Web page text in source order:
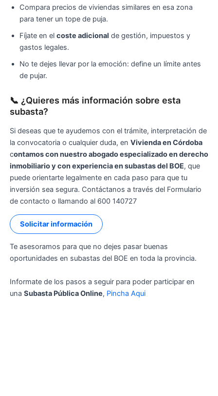
Compara precios de viviendas similares en esa zona
para tener un tope de puja.
Fíjate en el coste adicional de gestión, impuestos y
gastos legales.
No te dejes llevar por la emoción: define un límite antes
de pujar.
📞 ¿Quieres más información sobre esta
subasta?
Si deseas que te ayudemos con el trámite, interpretación de
la convocatoria o cualquier duda, en Vivienda en Córdoba
contamos con nuestro abogado especializado en derecho
inmobiliario y con experiencia en subastas del BOE, que
puede orientarte legalmente en cada paso para que tu
inversión sea segura. Contáctanos a través del Formulario
de contacto o llamando al 600 140727
Solicitar información
Te asesoramos para que no dejes pasar buenas
oportunidades en subastas del BOE en toda la provincia.
Informate de los pasos a seguir para poder participar en
una Subasta Pública Online, Pincha Aqui